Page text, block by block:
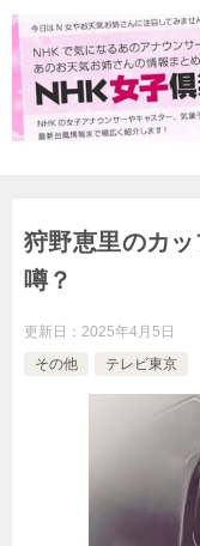
狩野恵里のカ
噂？
更新日： 2025年4月5日
その他
テレビ東京